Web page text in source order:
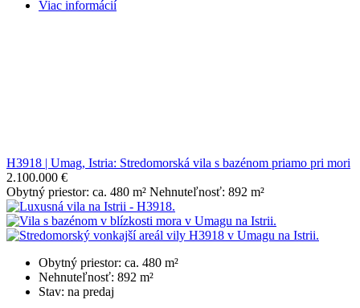
Viac informácií
H3918 | Umag, Istria: Stredomorská vila s bazénom priamo pri mori
2.100.000 €
Obytný priestor: ca. 480 m² Nehnuteľnosť: 892 m²
Obytný priestor: ca. 480 m²
Nehnuteľnosť: 892 m²
Stav: na predaj